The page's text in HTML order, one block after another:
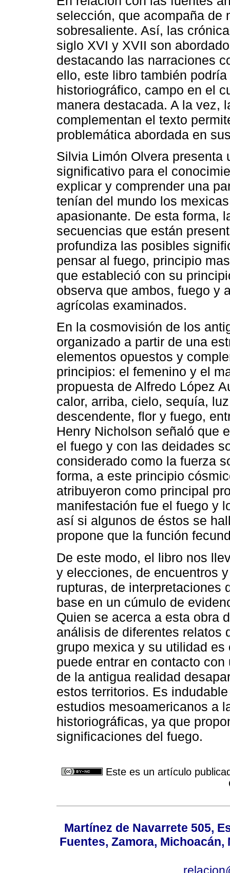
selección, que acompaña de
sobresaliente. Así, las
siglo XVI y XVII son
destacando las narraciones
ello, este libro también
historiográfico, campo en el
manera destacada. A la vez,
complementan el texto
problemática abordada en
Silvia Limón Olvera presenta
significativo para el
explicar y comprender una
tenían del mundo los
apasionante. De esta forma,
secuencias que están
profundiza las posibles
pensar al fuego, principio
que estableció con su
observa que ambos, fuego y
agrícolas examinados.
En la cosmovisión de los
organizado a partir de una
elementos opuestos y
principios: el femenino y el
propuesta de Alfredo López
calor, arriba, cielo, sequía,
descendente, flor y fuego,
Henry Nicholson señaló que
el fuego y con las deidades
considerado como la fuerza
forma, a este principio
atribuyeron como principal
manifestación fue el fuego y
así si algunos de éstos se
propone que la función
De este modo, el libro nos
y elecciones, de encuentros
rupturas, de interpretaciones
base en un cúmulo de
Quien se acerca a esta obra
análisis de diferentes relatos
grupo mexica y su utilidad
puede entrar en contacto
de la antigua realidad
estos territorios. Es
estudios mesoamericanos a
historiográficas, ya que
significaciones del fuego.
Este es un artículo
Martínez de Navarrete 505,
Fuentes, Zamora, Michoacán,